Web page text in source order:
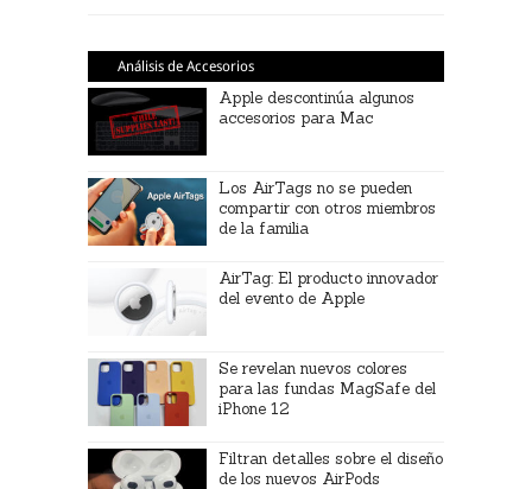
Análisis de Accesorios
Apple descontinúa algunos
accesorios para Mac
Los AirTags no se pueden
compartir con otros miembros
de la familia
AirTag: El producto innovador
del evento de Apple
Se revelan nuevos colores
para las fundas MagSafe del
iPhone 12
Filtran detalles sobre el diseño
de los nuevos AirPods